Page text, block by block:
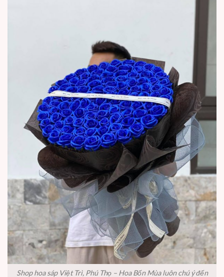
Shop hoa sáp Việt Trì, Phú Thọ – Hoa Bốn Mùa luôn chú ý đến